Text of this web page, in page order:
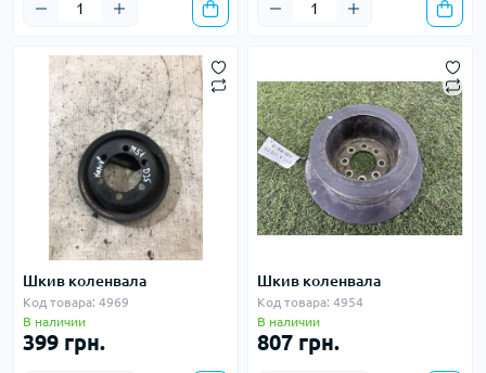
Шкив коленвала
Код товара: 4969
В наличии
399 грн.
Шкив коленвала
Код товара: 4954
В наличии
807 грн.